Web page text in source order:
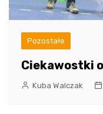
Pozostałe
Ciekawostki
Kuba Walczak